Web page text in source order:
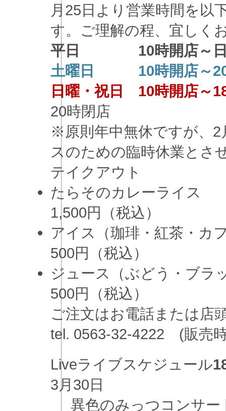
月25日より営業時間を以
す。ご理解の程、宜しく
平日 10時開店～日
土曜日 10時開店～20
日曜・祝日 10時開店～
20時閉店
※原則年中無休ですが、
スのための臨時休業とさ
テイクアウト
たらそのカレーライス
1,500円（税込）
アイス（珈琲・紅茶・カ
500円（税込）
ジュース（ぶどう・ブラ
500円（税込）
ご注文はお電話または
tel. 0563-32-4222 (販売
Liveライブスケジュール
3月 30日
異色のみっつコンサー